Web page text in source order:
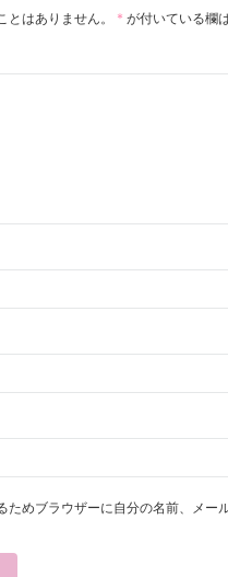
はありません。 * が付いている欄
ためブラウザーに自分の名前、メー